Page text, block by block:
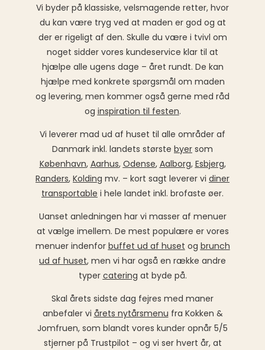
Vi byder på klassiske, velsmagende retter, hvor
du kan være tryg ved at maden er god og at
der er rigeligt af den. Skulle du være i tvivl om
noget sidder vores kundeservice klar til at
hjælpe alle ugens dage – året rundt. De kan
hjælpe med konkrete spørgsmål om maden
og levering, men kommer også gerne med råd
og inspiration til festen.
Vi leverer mad ud af huset til alle områder af
Danmark inkl. landets største byer som
København, Aarhus, Odense, Aalborg, Esbjerg,
Randers, Kolding mv. – kort sagt leverer vi diner
transportable i hele landet inkl. brofaste øer.
Uanset anledningen har vi masser af menuer
at vælge imellem. De mest populære er vores
menuer indenfor buffet ud af huset og brunch
ud af huset, men vi har også en række andre
typer catering at byde på.
Skal årets sidste dag fejres med maner
anbefaler vi årets nytårsmenu fra Kokken &
Jomfruen, som blandt vores kunder opnår 5/5
stjerner på Trustpilot – og vi ser hvert år, at